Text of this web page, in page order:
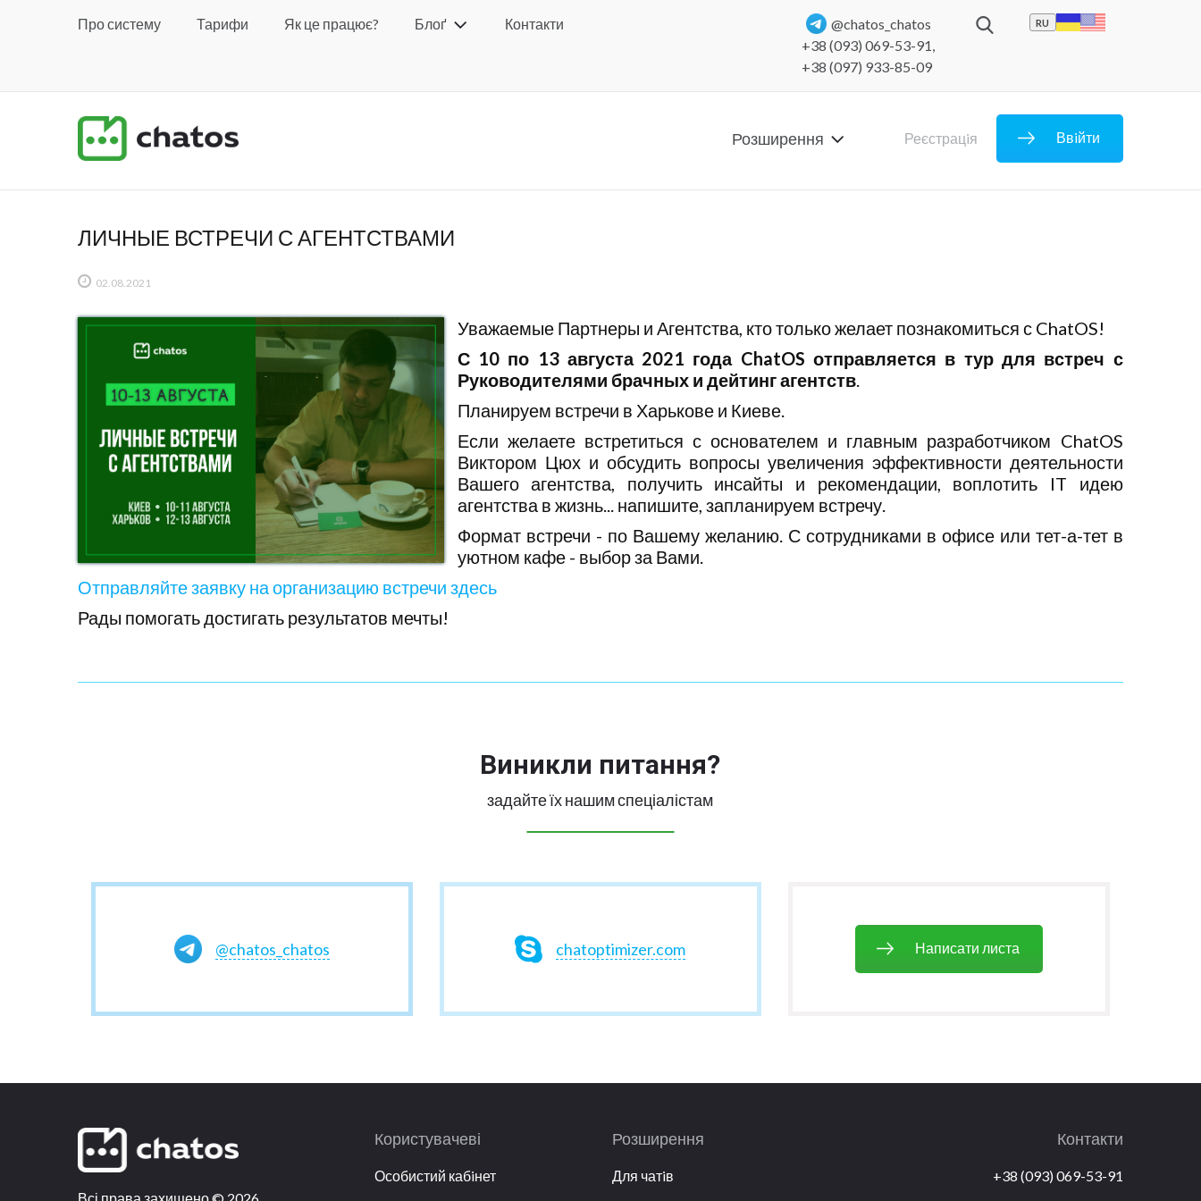
Про систему Тарифи Як це працює? Блоґ Контакти
@chatos_chatos
+38 (093) 069-53-91,
+38 (097) 933-85-09
RU
Розширення Реєстрацiя Ввiйти
ЛИЧНЫЕ ВСТРЕЧИ С АГЕНТСТВАМИ
02.08.2021
Уважаемые Партнеры и Агентства, кто только желает познакомиться с ChatOS!
С 10 по 13 августа 2021 года ChatOS отправляется в тур для встреч с
Руководителями брачных и дейтинг агентств.
Планируем встречи в Харькове и Киеве.
Если желаете встретиться с основателем и главным разработчиком ChatOS
Виктором Цюх и обсудить вопросы увеличения эффективности деятельности
Вашего агентства, получить инсайты и рекомендации, воплотить IT идею
агентства в жизнь... напишите, запланируем встречу.
Формат встречи - по Вашему желанию. С сотрудниками в офисе или тет-а-тет в
уютном кафе - выбор за Вами.
Отправляйте заявку на организацию встречи здесь
Рады помогать достигать результатов мечты!
Виникли питання?
задайте їх нашим спеціалістам
@chatos_chatos chatoptimizer.com Написати листа
Користувачеві
Особистий кабiнет
Розширення
Для чатiв
Контакти
+38 (093) 069-53-91